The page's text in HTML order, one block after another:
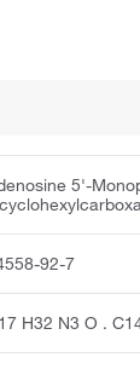
5'-
92-7
H32 N3 O .